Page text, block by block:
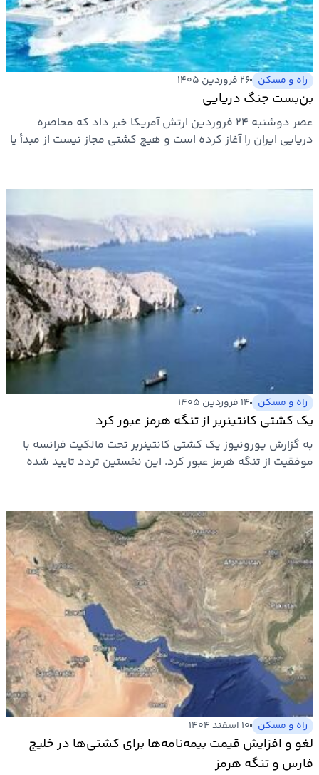
راه و مسکن ۲۶ فروردین ۱۴۰۵
بن‌بست جنگ دریایی
عصر دوشنبه ۲۴ فروردین ارتش آمریکا خبر داد که محاصره
دریایی ایران را آغاز کرده است و هیچ کشتی مجاز نیست از مبدأ یا
راه و مسکن ۱۴ فروردین ۱۴۰۵
یک کشتی کانتینربر از تنگه هرمز عبور کرد
به گزارش یورونیوز یک کشتی کانتینربر تحت مالکیت فرانسه با
موفقیت از تنگه هرمز عبور کرد. این نخستین تردد تایید شده
راه و مسکن ۱۰ اسفند ۱۴۰۴
لغو و افزایش قیمت بیمه‌نامه‌ها برای کشتی‌ها در خلیج
فارس و تنگه هرمز